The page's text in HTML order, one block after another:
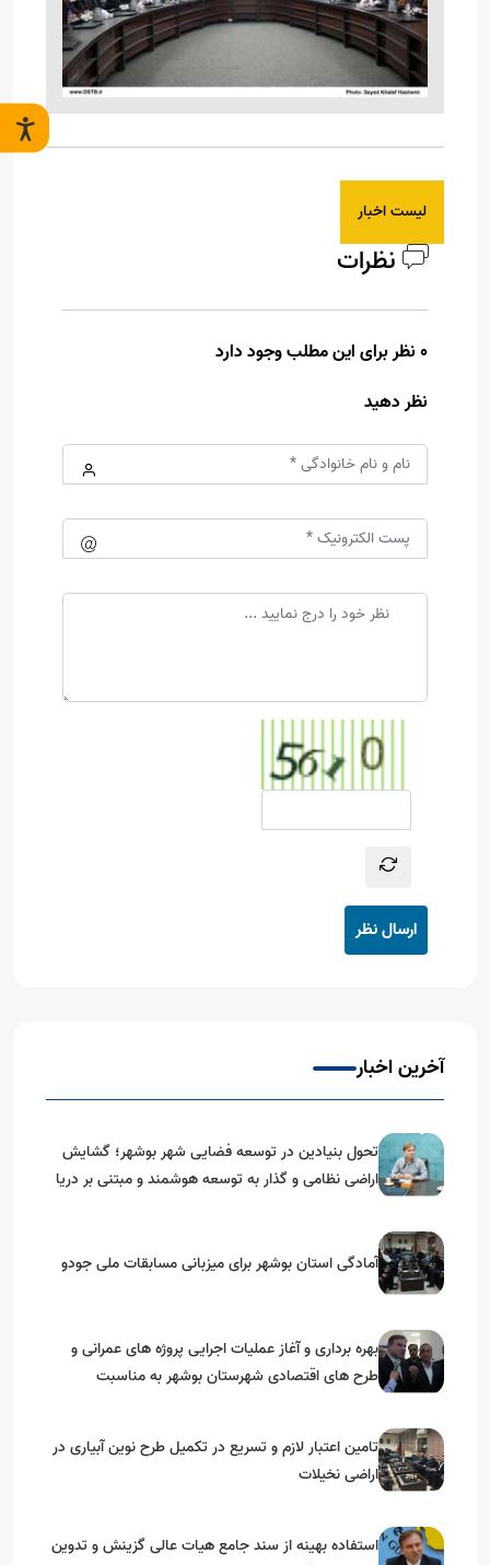
لیست اخبار
نظرات
0 نظر برای این مطلب وجود دارد
نظر دهید
ارسال نظر
آخرین اخبار
تحول بنیادین در توسعه فضایی شهر بوشهر؛ گشایش
اراضی نظامی و گذار به توسعه هوشمند و مبتنی بر دریا
آمادگی استان بوشهر برای میزبانی مسابقات ملی جودو
بهره برداری و آغاز عملیات اجرایی پروژه های عمرانی و
طرح های اقتصادی شهرستان بوشهر به مناسبت
تامین اعتبار لازم و تسریع در تکمیل طرح نوین آبیاری در
اراضی نخیلات
استفاده بهینه از سند جامع هیات عالی گزینش و‌ تدوین